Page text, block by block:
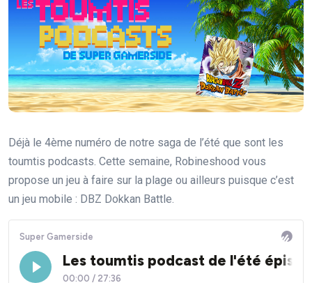
Déjà le 4ème numéro de notre saga de l’été que sont les
toumtis podcasts. Cette semaine, Robineshood vous
propose un jeu à faire sur la plage ou ailleurs puisque c’est
un jeu mobile : DBZ Dokkan Battle.